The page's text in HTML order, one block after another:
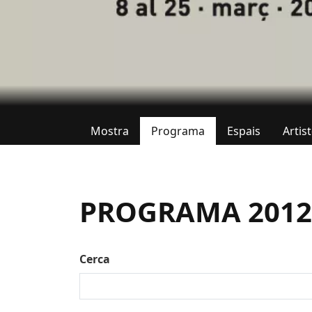
Pestanyes primàries
Mostra Programa Espais
PROGRAMA
Cerca